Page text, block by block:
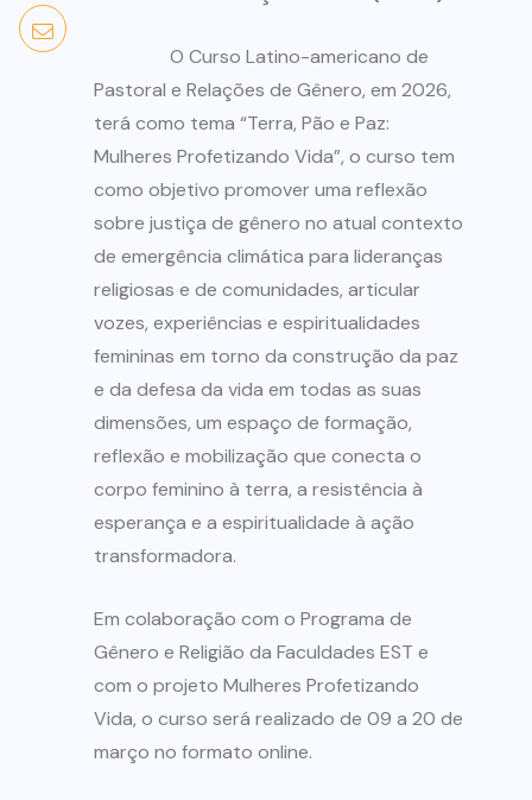
O Curso Latino-americano de
Pastoral e Relações de Gênero, em 2026,
terá como tema “Terra, Pão e Paz:
Mulheres Profetizando Vida”, o curso tem
como objetivo promover uma reflexão
sobre justiça de gênero no atual contexto
de emergência climática para lideranças
religiosas e de comunidades, articular
vozes, experiências e espiritualidades
femininas em torno da construção da paz
e da defesa da vida em todas as suas
dimensões, um espaço de formação,
reflexão e mobilização que conecta o
corpo feminino à terra, a resistência à
esperança e a espiritualidade à ação
transformadora.
Em colaboração com o Programa de
Gênero e Religião da Faculdades EST e
com o projeto Mulheres Profetizando
Vida, o curso será realizado de 09 a 20 de
março no formato online.